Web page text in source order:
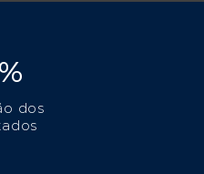
dos